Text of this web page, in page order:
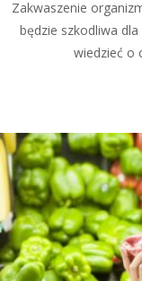
Zakwaszenie
będzie szkodliwa
wiedzieć o